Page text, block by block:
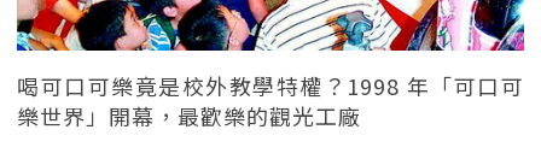
喝可口可樂竟是校外教學特權？1998 年「可口可
樂世界」開幕，最歡樂的觀光工廠